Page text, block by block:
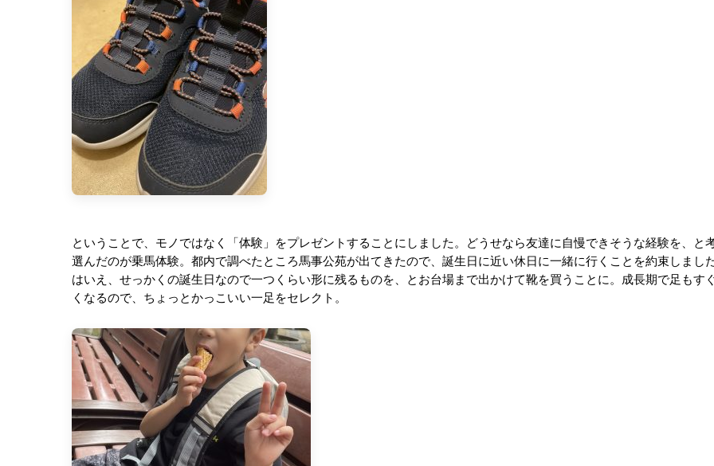
ということで、モノではなく「体験」をプレゼントすることにしました。どうせなら友達に自慢できそうな経験を、と
選んだのが乗馬体験。都内で調べたところ馬事公苑が出てきたので、誕生日に近い休日に一緒に行くことを約束しまし
はいえ、せっかくの誕生日なので一つくらい形に残るものを、とお台場まで出かけて靴を買うことに。成長期で足もす
くなるので、ちょっとかっこいい一足をセレクト。